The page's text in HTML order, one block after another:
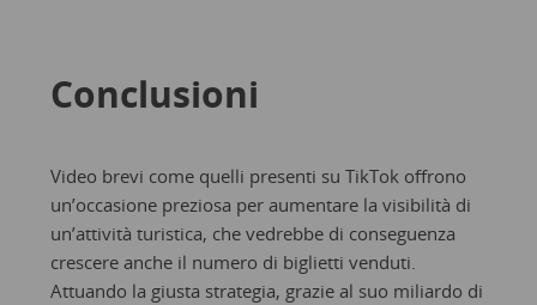
Conclusioni
Video brevi come quelli presenti su TikTok offrono
un’occasione preziosa per aumentare la visibilità di
un’attività turistica, che vedrebbe di conseguenza
crescere anche il numero di biglietti venduti.
Attuando la giusta strategia, grazie al suo miliardo di